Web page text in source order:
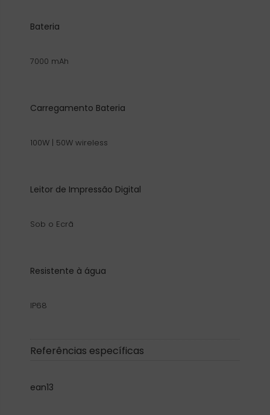
Bateria
7000 mAh
Carregamento Bateria
100W | 50W wireless
Leitor de Impressão Digital
Sob o Ecrã
Resistente à água
IP68
Referências específicas
ean13